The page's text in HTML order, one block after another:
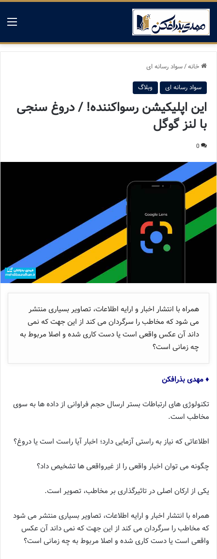
خانه/سواد رسانه ای
سواد رسانه ای وبلاگ
این اپلیکیشن رسواکننده! / دروغ سنجی
با لنز گوگل
0
همراه با انتشار اخبار و ارایه اطلاعات، تصاویر بسیاری منتشر
می شود که مخاطب را سرگردان می کند از این جهت که نمی
داند آن عکس واقعی است یا دست کاری شده و اصلا مربوط به
چه زمانی است؟
♦ مهدی بذرافکن
تکنولوژی های ارتباطات بستر ارسال حجم فراوانی از داده ها به سوی
مخاطب است.
اطلاعاتی که نیاز به راستی آزمایی دارد؛ اخبار آیا راست است یا دروغ؟
چگونه می توان اخبار واقعی را از غیرواقعی ها تشخیص داد؟
یکی از ارکان اصلی در تاثیرگذاری بر مخاطب، تصویر است.
همراه با انتشار اخبار و ارایه اطلاعات، تصاویر بسیاری منتشر می شود
که مخاطب را سرگردان می کند از این جهت که نمی داند آن عکس
واقعی است یا دست کاری شده و اصلا مربوط به چه زمانی است؟